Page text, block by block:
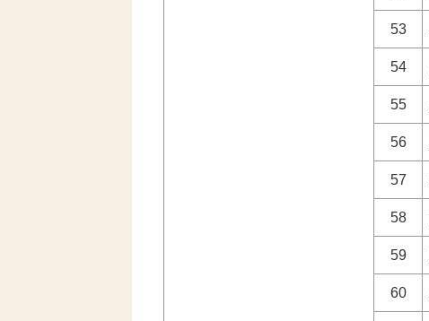
53
54
55
56
57
58
59
60